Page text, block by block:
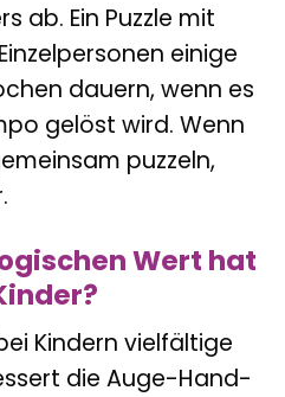
ab. Ein Puzzle mit
einige
dauern, wenn es
gelöst wird. Wenn
puzzeln,
Wert hat
Kindern vielfältige
die Auge-Hand-